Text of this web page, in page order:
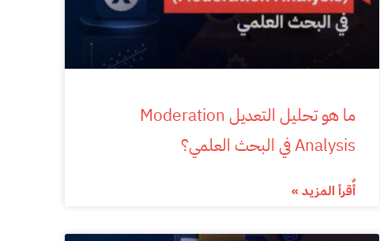
ما هو تحليل التعديل Moderation
Analysis في البحث العلمي؟
أٌقرأ المزيد »